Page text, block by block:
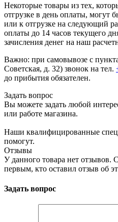
Некоторые товары из тех,
отгрузке в день оплаты, могут
или к отгрузке на следующий
оплаты до 14 часов текущего
зачисления денег на наш
Важно: при самовывозе с
Советская, д. 32) звонок на тел.
до прибытия обязателен.
Задать вопрос
Вы можете задать любой
или работе магазина.
Наши квалифицированные
помогут.
Отзывы
У данного товара нет отзывов.
первым, кто оставил отзыв об
Задать вопрос